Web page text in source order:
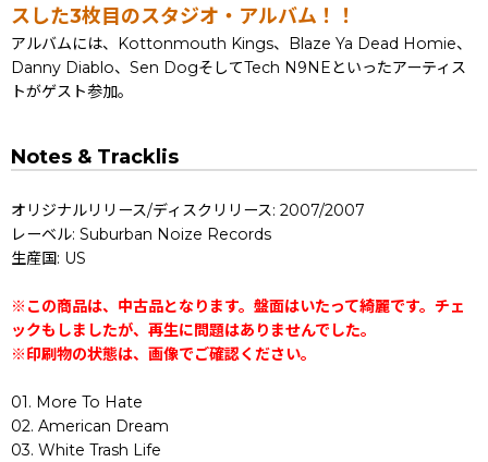
スした3枚目のスタジオ・アルバム！！
アルバムには、Kottonmouth Kings、Blaze Ya Dead Homie、
Danny Diablo、Sen DogそしてTech N9NEといったアーティス
トがゲスト参加。
Notes & Tracklis
オリジナルリリース/ディスクリリース: 2007/2007
レーベル: Suburban Noize Records
生産国: US
※この商品は、中古品となります。盤面はいたって綺麗です。チェ
ックもしましたが、再生に問題はありませんでした。
※印刷物の状態は、画像でご確認ください。
01. More To Hate
02. American Dream
03. White Trash Life